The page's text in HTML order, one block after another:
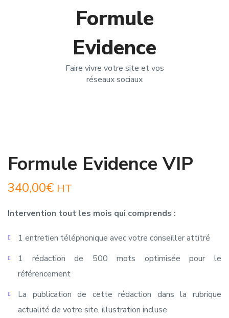
Formule
Evidence
Faire vivre votre site et vos
réseaux sociaux
Formule Evidence VIP
340,00€ HT
Intervention tout les mois qui comprends :
1 entretien téléphonique avec votre conseiller attitré
1 rédaction de 500 mots optimisée pour le
référencement
La publication de cette rédaction dans la rubrique
actualité de votre site, illustration incluse